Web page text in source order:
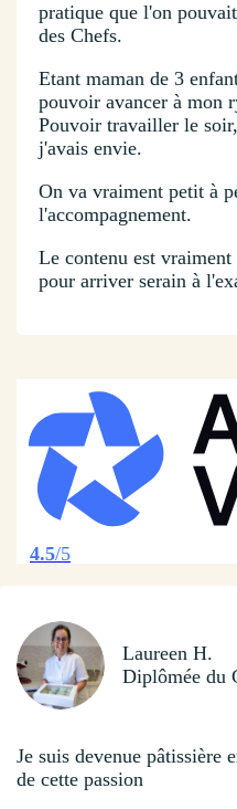
pratique que l'on
des Chefs.
Etant maman de 3
pouvoir avancer à mon
Pouvoir travailler le
j'avais envie.
On va vraiment petit à
l'accompagnement.
Le contenu est
pour arriver serain à
4.5/5
Laureen H.
Diplômée du
Je suis devenue pâtissière
de cette passion